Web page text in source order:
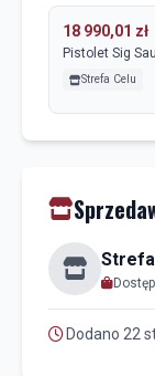
18 990,01 zł
Pistolet Sig
Strefa Celu
Dodano 22